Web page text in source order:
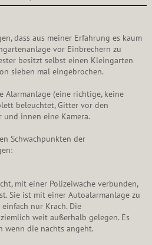
dass aus meiner Erfahrung es kaum
vor Einbrechern zu
besitzt selbst einen Kleingarten
sieben mal eingebrochen.
Alarmanlage (eine richtige, keine
beleuchtet, Gitter vor den
und innen eine Kamera.
Schwachpunkten der
mit einer Polizeiwache verbunden,
Sie ist mit einer Autoalarmanlage zu
nur Krach. Die
weit außerhalb gelegen. Es
wenn die nachts angeht.